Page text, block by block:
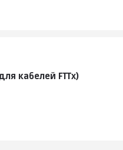
кабелей FTTx)